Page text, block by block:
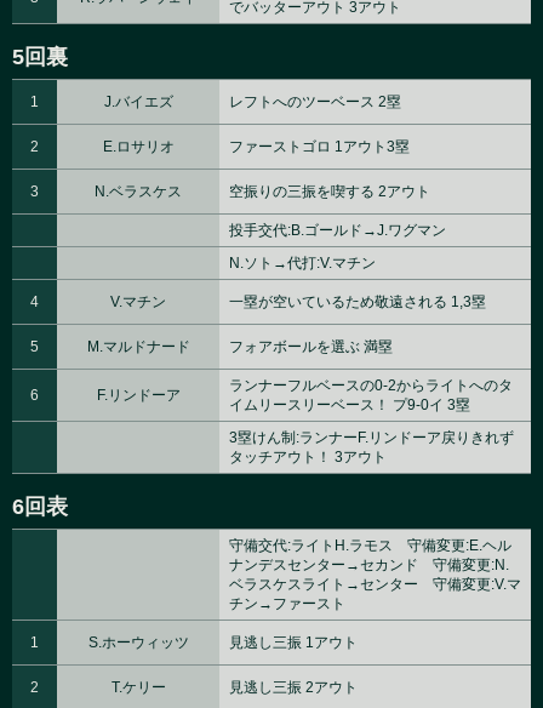
でバッターアウト 3アウト
5回裏
1 J.バイエズ レフトへのツーベース 2塁
2 E.ロサリオ ファーストゴロ 1アウト3塁
3 N.ベラスケス 空振りの三振を喫する 2アウト
投手交代:B.ゴールド→J.ワグマン
N.ソト→代打:V.マチン
4 V.マチン 一塁が空いているため敬遠される 1,3塁
5 M.マルドナード フォアボールを選ぶ 満塁
6 F.リンドーア
ランナーフルベースの0-2からライトへのタ
イムリースリーベース！ プ9-0イ 3塁
3塁けん制:ランナーF.リンドーア戻りきれず
タッチアウト！ 3アウト
6回表
守備交代:ライトH.ラモス 守備変更:E.ヘル
ナンデスセンター→セカンド 守備変更:N.
ベラスケスライト→センター 守備変更:V.マ
チン→ファースト
1 S.ホーウィッツ 見逃し三振 1アウト
2 T.ケリー 見逃し三振 2アウト